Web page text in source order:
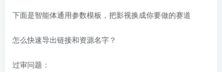
下面是智能体通用参数模板，把影视换成你要做的赛道
怎么快速导出链接和资源名字？
过审问题：